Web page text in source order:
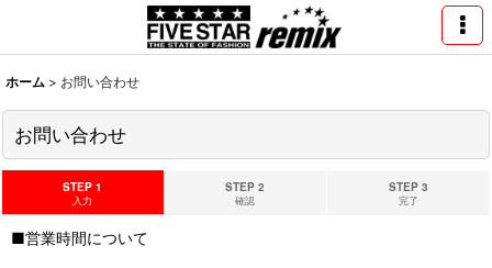
ホーム > お問い合わせ
お問い合わせ
STEP 1
入力
STEP 2
確認
STEP 3
完了
■営業時間について